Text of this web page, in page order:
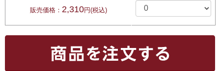
販売価格： 2,310円(税込)